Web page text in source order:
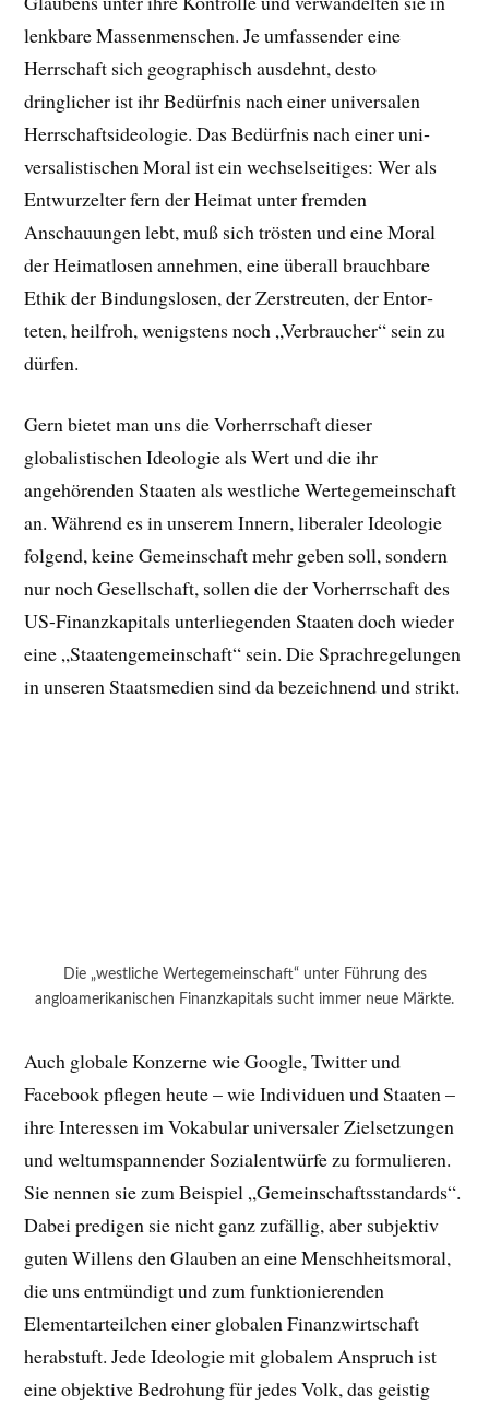
lenk­bare Massenmenschen. Je umfas­sender eine
Herrschaft sich geo­graphisch aus­dehnt, desto
dringlicher ist ihr Be­dürfnis nach einer univer­salen
Herr­schafts­ideo­logie. Das Be­dürfnis nach einer uni­
versa­li­sti­schen Moral ist ein wechselseitiges: Wer als
Ent­wur­zelter fern der Heimat un­ter frem­den
Anschauungen lebt, muß sich trösten und eine Moral
der Heimat­losen annehmen, eine überall brauch­bare
Ethik der Bindungslosen, der Zer­streuten, der Entor­
teten, heilfroh, wenigstens noch „Verbraucher“ sein zu
dürfen.
Gern bietet man uns die Vorherrschaft dieser
globalistischen Ideologie als Wert und die ihr
angehörenden Staaten als westliche Wertegemeinschaft
an. Während es in unserem Innern, liberaler Ideologie
folgend, keine Gemeinschaft mehr geben soll, sondern
nur noch Gesellschaft, sollen die der Vorherrschaft des
US-Finanzkapitals unterliegenden Staaten doch wieder
eine „Staatengemeinschaft“ sein. Die Sprachregelungen
in unseren Staatsmedien sind da bezeichnend und strikt.
Die „westliche Wertegemeinschaft“ unter Führung des
angloamerikanischen Finanzkapitals sucht immer neue Märkte.
Auch globale Konzerne wie Google, Twitter und
Facebook pflegen heute – wie Indi­vi­duen und Staaten –
ihre Interessen im Vokabular uni­versaler Ziel­setzungen
und weltum­spannender So­zialentwürfe zu formulie­ren.
Sie nennen sie zum Beispiel „Gemeinschaftsstandards“.
Dabei predigen sie nicht ganz zufällig, aber subjektiv
guten Wil­­lens den Glau­ben an eine Mensch­­heitsmo­ral,
die uns entmündigt und zum funktionierenden
Elementarteilchen einer globalen Finanzwirtschaft
herabstuft. Jede Ideologie mit globalem Anspruch ist
eine ob­jektive Be­dro­hung für jedes Volk, das geistig